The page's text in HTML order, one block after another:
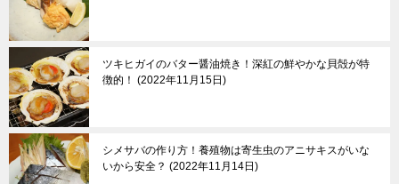
ツキヒガイのバター醤油焼き！深紅の鮮やかな貝殻が特
徴的！
2022年11月15日
シメサバの作り方！養殖物は寄生虫のアニサキスがいな
いから安全？
2022年11月14日